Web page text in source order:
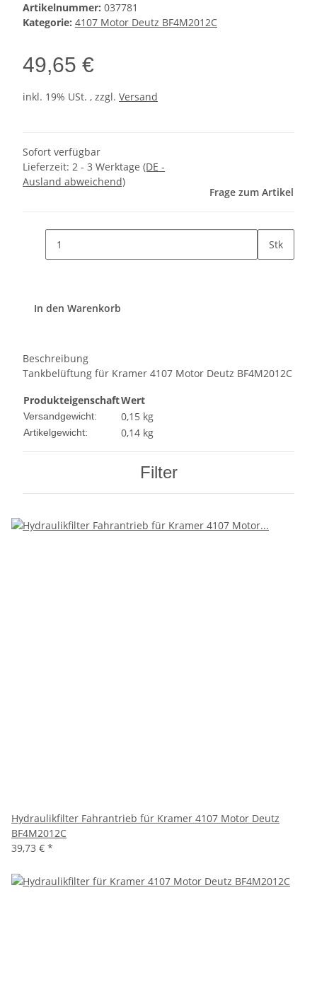
Artikelnummer: 037781
Kategorie: 4107 Motor Deutz BF4M2012C
49,65 €
inkl. 19% USt. , zzgl. Versand
Sofort verfügbar
Lieferzeit: 2 - 3 Werktage (DE -
Ausland abweichend)
Frage zum Artikel
Stk
In den Warenkorb
Beschreibung
Tankbelüftung für Kramer 4107 Motor Deutz BF4M2012C
ProdukteigenschaftWert
Versandgewicht: 0,15 kg
Artikelgewicht: 0,14 kg
Filter
Hydraulikfilter Fahrantrieb für Kramer 4107 Motor Deutz
BF4M2012C
39,73 € *